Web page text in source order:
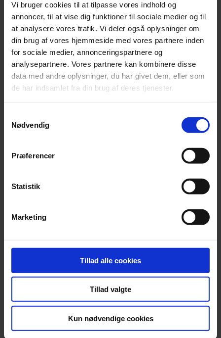
Vi bruger cookies til at tilpasse vores indhold og
annoncer, til at vise dig funktioner til sociale medier og til
at analysere vores trafik. Vi deler også oplysninger om
din brug af vores hjemmeside med vores partnere inden
for sociale medier, annonceringspartnere og
analysepartnere. Vores partnere kan kombinere disse
data med andre oplysninger, du har givet dem, eller som
de har indsamlet fra din brug af deres tjenester.
Nødvendig
Præferencer
Statistik
Marketing
Tillad alle cookies
Tillad valgte
Kun nødvendige cookies
bliver derfor at definere en IPR-strategi der giver
mening for din virksomhed. Focus Advokaters IPR-
team kan hjælpe med at fastlægge en strategi – både
ud fra kommercielle og juridiske hensyn.
kontakte os her .
Maria Malling Eriksen
Partner, advokat (L)
mme@focus-advokater.dk